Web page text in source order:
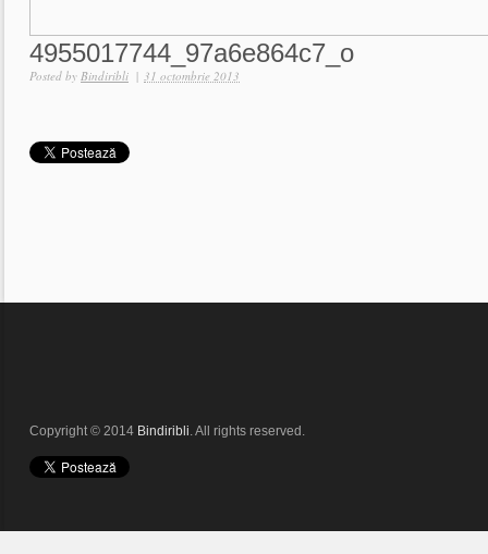
4955017744_97a6e864c7_o
Posted by Bindiribli | 31 octombrie 2013
Copyright © 2014 Bindiribli. All rights reserved.